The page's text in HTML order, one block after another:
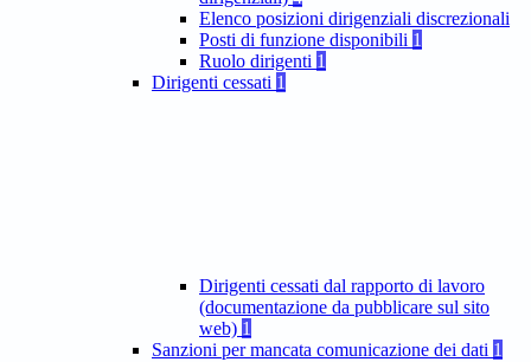
Elenco posizioni dirigenziali discrezionali
Posti di funzione disponibili 1
Ruolo dirigenti 1
Dirigenti cessati 1
Dirigenti cessati dal rapporto di lavoro
(documentazione da pubblicare sul sito
web) 1
Sanzioni per mancata comunicazione dei dati 1